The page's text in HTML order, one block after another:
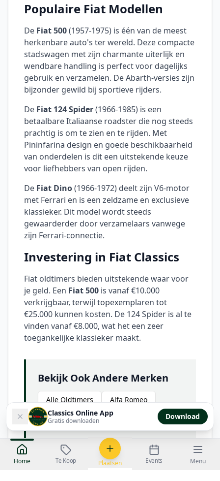
Classics Online App
Gratis downloaden Download
Populaire Fiat Modellen
De Fiat 500(1957-1975) is één van de meest
herkenbare auto's ter wereld. Deze compacte
stadswagen met zijn charmante uiterlijk en
wendbare handling is perfect voor dagelijks
gebruik en verzamelen. De Abarth-versies zijn
bijzonder gewild bij sportieve rijders.
De Fiat 124 Spider(1966-1985) is een
betaalbare Italiaanse roadster die nog steeds
prachtig is om te zien en te rijden. Met
Pininfarina design en goede beschikbaarheid
van onderdelen is dit een uitstekende keuze
voor liefhebbers van open rijden.
De Fiat Dino(1966-1972) deelt zijn V6-motor
met Ferrari en is een zeldzame en exclusieve
klassieker. Dit model wordt steeds
gewaarderder door verzamelaars vanwege
zijn Ferrari-connectie.
Investering in Fiat Classics
Fiat oldtimers bieden uitstekende waar voor
je geld. Een Fiat 500 is vanaf €10.000
verkrijgbaar, terwijl topexemplaren tot
€25.000 kunnen kosten. De 124 Spider is al te
vinden vanaf €8.000, wat het een zeer
toegankelijke klassieker maakt.
Bekijk Ook Andere Merken
Alle Oldtimers
Alfa Romeo
Ferrari
Home Te Koop Plaatsen Events Menu